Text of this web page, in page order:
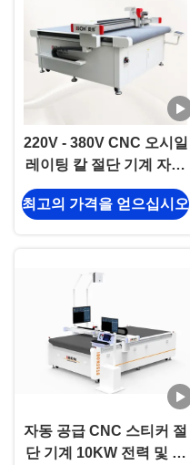
220V - 380V CNC 오시일
레이팅 칼 절단 기계 자동
공급 장치
최고의 가격을 얻으십시오
자동 공급 CNC 스티커 절
단 기계 10KW 전력 및 포